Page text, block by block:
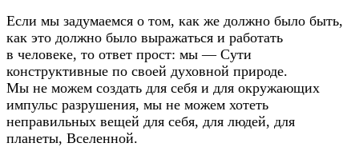
Если мы задумаемся о том, как же должно было быть,
как это должно было выражаться и работать
в человеке, то ответ прост: мы — Сути
конструктивные по своей духовной природе.
Мы не можем создать для себя и для окружающих
импульс разрушения, мы не можем хотеть
неправильных вещей для себя, для людей, для
планеты, Вселенной.